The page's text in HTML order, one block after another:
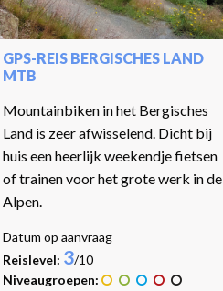
GPS-REIS BERGISCHES LAND
MTB
Mountainbiken in het Bergisches
Land is zeer afwisselend. Dicht bij
huis een heerlijk weekendje fietsen
of trainen voor het grote werk in de
Alpen.
Datum op aanvraag
Reislevel: 3/10
Niveaugroepen: